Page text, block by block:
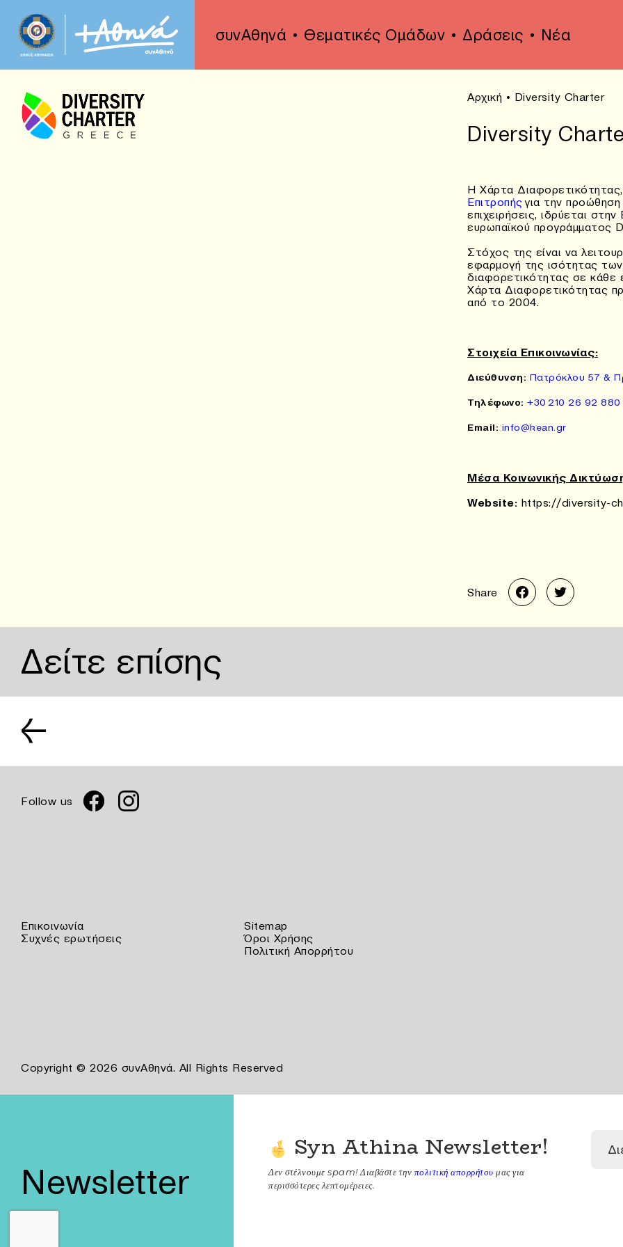
συνΑθηνά Θεματικές Ομάδων Δράσεις Νέα
Αρχική • Diversity Charter
Diversity
Η Χάρτα
Επιτροπήςγια την
επιχειρήσεις, ιδρύεται
ευρωπαϊκού προγράμματος
Στόχος της είναι να
εφαρμογή της ισότητας των
διαφορετικότητας σε κάθε
Χάρτα Διαφορετικότητας
από το 2004.
Στοιχεία Επικοινωνίας:
Διεύθυνση: Πατρόκλου 57 &
Τηλέφωνο: +30 210 26 92 880
Email: info@kean.gr
Μέσα Κοινωνικής
Website: https://diversity-
Share
Δείτε επίσης
←
Follow us
Επικοινωνία
Συχνές ερωτήσεις
Sitemap
Όροι Χρήσης
Πολιτική Απορρήτου
Copyright © 2026 συνΑθηνά. All Rights Reserved
Newsletter
Syn Athina Newsletter!
Δεν στέλνουμε spam! Διαβάστε την πολιτική απορρήτου μας για
περισσότερες λεπτομέρειες.